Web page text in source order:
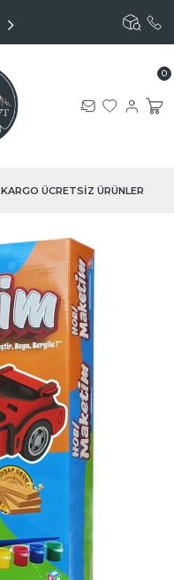
Kargo Sadece 99TL - Kapıda
0
KARGO ÜCRETSİZ ÜRÜNLER